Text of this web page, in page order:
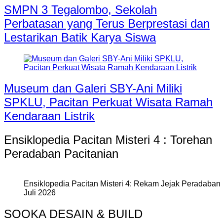
SMPN 3 Tegalombo, Sekolah
Perbatasan yang Terus Berprestasi dan
Lestarikan Batik Karya Siswa
Museum dan Galeri SBY-Ani Miliki
SPKLU, Pacitan Perkuat Wisata Ramah
Kendaraan Listrik
Ensiklopedia Pacitan Misteri 4 : Torehan
Peradaban Pacitanian
Ensiklopedia Pacitan Misteri 4: Rekam Jejak
Juli 2026
SOOKA DESAIN & BUILD